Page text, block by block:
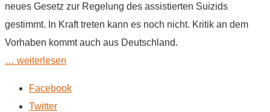
neues Gesetz zur Regelung des assistierten Suizids
gestimmt. In Kraft treten kann es noch nicht. Kritik an dem
Vorhaben kommt auch aus Deutschland.
… weiterlesen
Facebook
Twitter